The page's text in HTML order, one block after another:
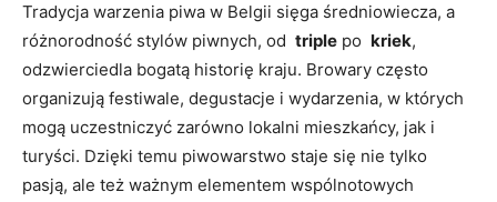
Tradycja ⁣warzenia piwa w Belgii sięga średniowiecza, a
różnorodność⁣ stylów ‌piwnych, ​od ‌ triple po ⁤ kriek,
‍odzwierciedla bogatą historię kraju.⁣ Browary często
organizują festiwale, ⁢degustacje i wydarzenia, w których
mogą uczestniczyć zarówno lokalni mieszkańcy, jak ⁣i
turyści. Dzięki temu piwowarstwo staje się nie tylko⁣
pasją, ale też ważnym ‍elementem ⁣wspólnotowych